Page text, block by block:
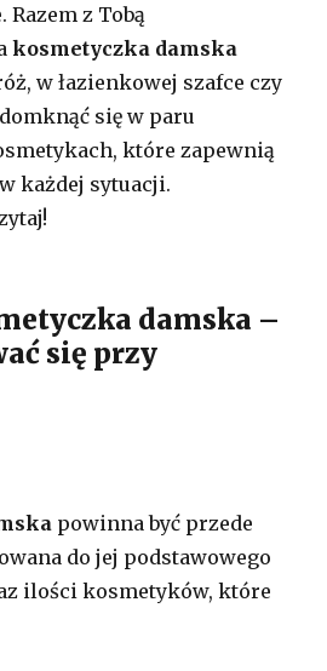
Razem z Tobą
kosmetyczka damska
w łazienkowej szafce czy
się w paru
które zapewnią
każdej sytuacji.
damska –
się przy
powinna być przede
do jej podstawowego
ilości kosmetyków, które